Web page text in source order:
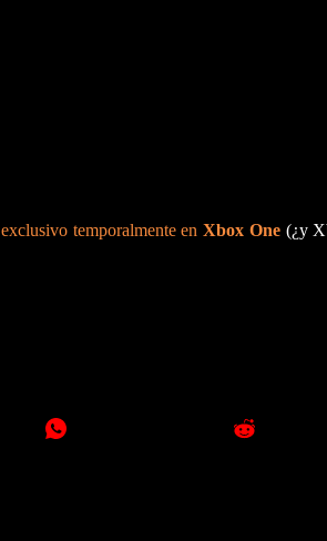
exclusivo temporalmente enXbox One(¿y